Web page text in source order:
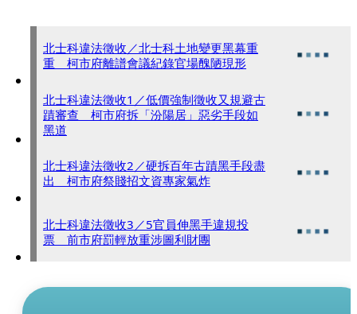
北士科違法徵收／北士科土地變更黑幕重
重 柯市府離譜會議紀錄官場醜陋現形
北士科違法徵收1／低價強制徵收又規避古
蹟審查 柯市府拆「汾陽居」惡劣手段如
黑道
北士科違法徵收2／硬拆百年古蹟黑手段盡
出 柯市府祭賤招文資專家氣炸
北士科違法徵收3／5官員伸黑手違規投
票 前市府罰輕放重涉圖利財團